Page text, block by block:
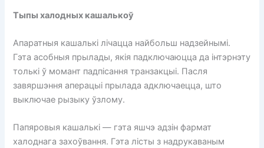
Тыпы халодных кашалькоў
Апаратныя кашалькі лічацца найбольш надзейнымі.
Гэта асобныя прылады, якія падключаюцца да інтэрнэту
толькі ў момант падпісання транзакцыі. Пасля
завяршэння аперацыі прылада адключаецца, што
выключае рызыку ўзлому.
Папяровыя кашалькі — гэта яшчэ адзін фармат
халоднага захоўвання. Гэта лісты з надрукаваным